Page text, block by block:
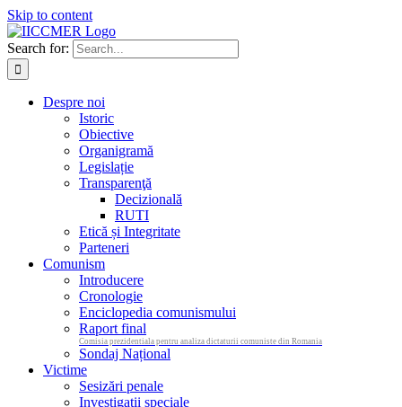
Skip to content
Search for:
Despre noi
Istoric
Obiective
Organigramă
Legislație
Transparenţă
Decizională
RUTI
Etică și Integritate
Parteneri
Comunism
Introducere
Cronologie
Enciclopedia comunismului
Raport final
Comisia prezidentiala pentru analiza dictaturii comuniste din Romania
Sondaj Național
Victime
Sesizări penale
Investigații speciale